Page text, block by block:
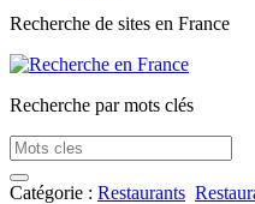
Recherche de sites en France
Recherche par mots clés
Catégorie : Restaurants